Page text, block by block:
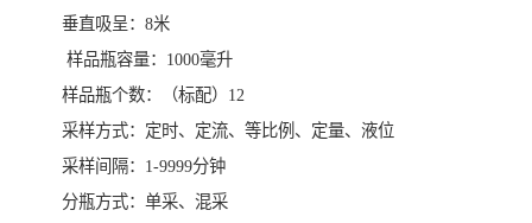
垂直吸呈：8米
样品瓶容量：1000毫升
样品瓶个数：（标配）12
采样方式：定时、定流、等比例、定量、液位
采样间隔：1-9999分钟
分瓶方式：单采、混采